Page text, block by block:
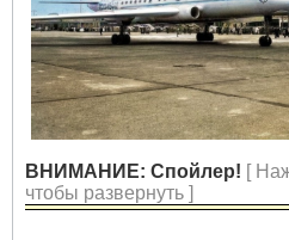
ВНИМАНИЕ: Спойлер! [
чтобы развернуть ]